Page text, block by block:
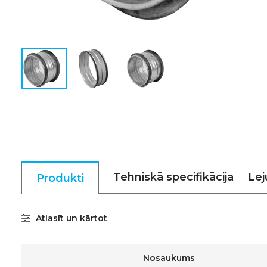
Produkti Tehniskā specifikācija
Atlasīt un kārtot
Nosaukums